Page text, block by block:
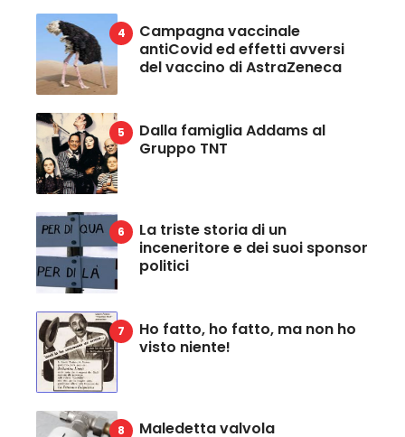
Campagna vaccinale
antiCovid ed effetti avversi
del vaccino di AstraZeneca
Dalla famiglia Addams al
Gruppo TNT
La triste storia di un
inceneritore e dei suoi sponsor
politici
Ho fatto, ho fatto, ma non ho
visto niente!
Maledetta valvola